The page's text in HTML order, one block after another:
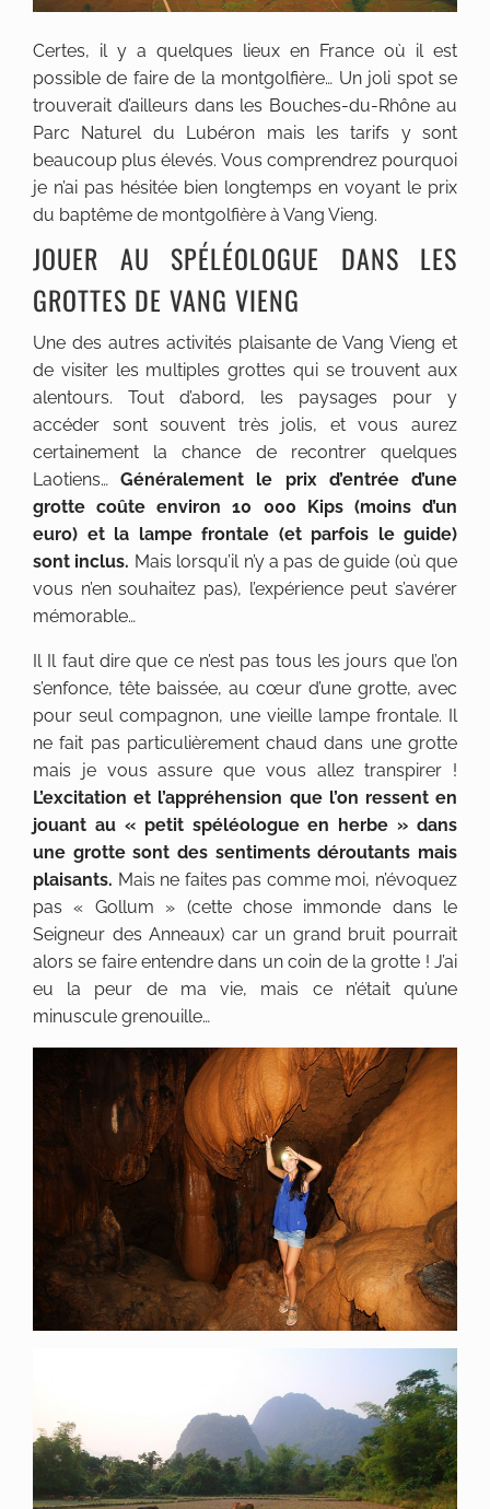
Certes, il y a quelques lieux en France où il est
possible de faire de la montgolfière… Un joli spot se
trouverait d’ailleurs dans les Bouches-du-Rhône au
Parc Naturel du Lubéron mais les tarifs y sont
beaucoup plus élevés. Vous comprendrez pourquoi
je n’ai pas hésitée bien longtemps en voyant le prix
du baptême de montgolfière à Vang Vieng.
JOUER AU SPÉLÉOLOGUE DANS LES
GROTTES DE VANG VIENG
Une des autres activités plaisante de Vang Vieng et
de visiter les multiples grottes qui se trouvent aux
alentours. Tout d’abord, les paysages pour y
accéder sont souvent très jolis, et vous aurez
certainement la chance de recontrer quelques
Laotiens…Généralement le prix d’entrée d’une
grotte coûte environ 10 000 Kips (moins d’un
euro) et la lampe frontale (et parfois le guide)
sont inclus. Mais lorsqu’il n’y a pas de guide (où que
vous n’en souhaitez pas), l’expérience peut s’avérer
mémorable…
Il Il faut dire que ce n’est pas tous les jours que l’on
s’enfonce, tête baissée, au cœur d’une grotte, avec
pour seul compagnon, une vieille lampe frontale. Il
ne fait pas particulièrement chaud dans une grotte
mais je vous assure que vous allez transpirer !
L’excitation et l’appréhension que l’on ressent en
jouant au « petit spéléologue en herbe » dans
une grotte sont des sentiments déroutants mais
plaisants. Mais ne faites pas comme moi, n’évoquez
pas « Gollum » (cette chose immonde dans le
Seigneur des Anneaux) car un grand bruit pourrait
alors se faire entendre dans un coin de la grotte ! J’ai
eu la peur de ma vie, mais ce n’était qu’une
minuscule grenouille…